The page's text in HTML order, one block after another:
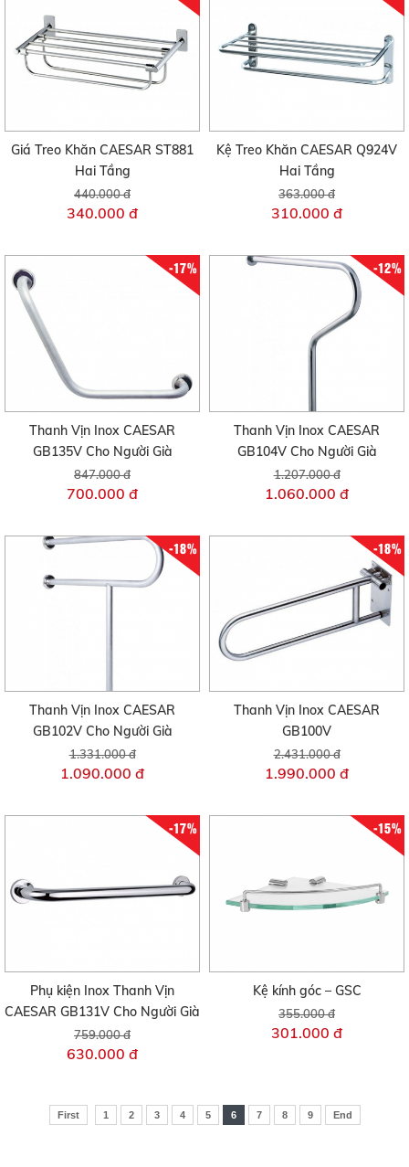
Giá Treo Khăn CAESAR ST881
Hai Tầng
440.000 đ
340.000 đ
Kệ Treo Khăn CAESAR Q924V
Hai Tầng
363.000 đ
310.000 đ
-17%
Thanh Vịn Inox CAESAR
GB135V Cho Người Già
847.000 đ
700.000 đ
-12%
Thanh Vịn Inox CAESAR
GB104V Cho Người Già
1.207.000 đ
1.060.000 đ
-18%
Thanh Vịn Inox CAESAR
GB102V Cho Người Già
1.331.000 đ
1.090.000 đ
-18%
Thanh Vịn Inox CAESAR
GB100V
2.431.000 đ
1.990.000 đ
-17%
Phụ kiện Inox Thanh Vịn
CAESAR GB131V Cho Người Già
759.000 đ
630.000 đ
-15%
Kệ kính góc – GSC
355.000 đ
301.000 đ
First 1 2 3 4 5 6 7 8 9 End